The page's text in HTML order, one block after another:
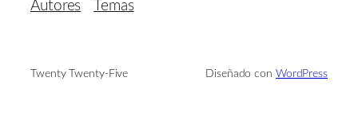
Autores
Temas
Twenty Twenty-Five Diseñado con WordPress